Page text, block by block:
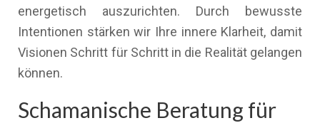
energetisch auszurichten. Durch bewusste
Intentionen stärken wir Ihre innere Klarheit, damit
Visionen Schritt für Schritt in die Realität gelangen
können.
Schamanische Beratung für